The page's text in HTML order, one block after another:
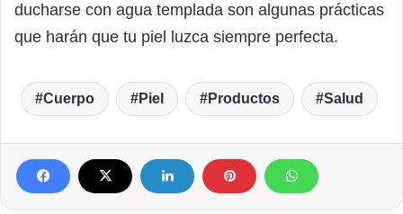
ducharse con agua templada son algunas prácticas
que harán que tu piel luzca siempre perfecta.
Cuerpo Piel Productos Salud